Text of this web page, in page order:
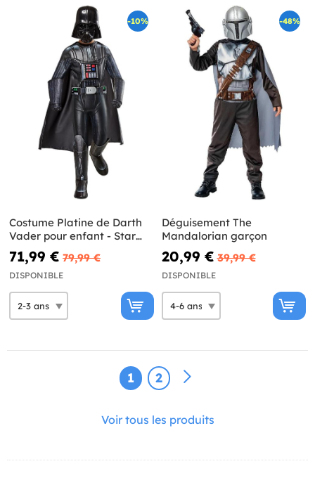
-10%
Costume Platine de Darth
Vader pour enfant - Star
Wars
71,99 € 79,99 €
DISPONIBLE
-48%
Déguisement The
Mandalorian garçon
20,99 € 39,99 €
DISPONIBLE
1 2
Voir tous les produits